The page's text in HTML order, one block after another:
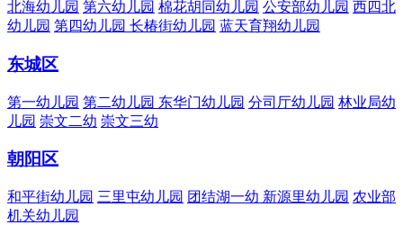
北海幼儿园 第六幼儿园 棉花胡同幼儿园 公安部幼儿园 西四北
幼儿园 第四幼儿园 长椿街幼儿园 蓝天育翔幼儿园
东城区
第一幼儿园 第二幼儿园 东华门幼儿园 分司厅幼儿园 林业局幼
儿园 崇文二幼 崇文三幼
朝阳区
和平街幼儿园 三里屯幼儿园 团结湖一幼 新源里幼儿园 农业部
机关幼儿园